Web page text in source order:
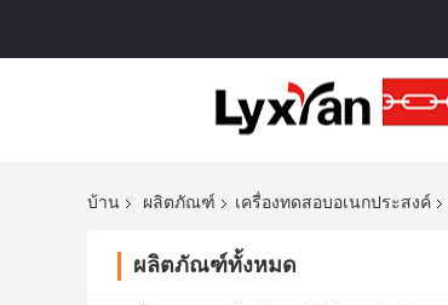
บ้าน ผลิตภัณฑ์ เครื่องทดสอบอเนกประสงค์
ผลิตภัณฑ์ทั้งหมด